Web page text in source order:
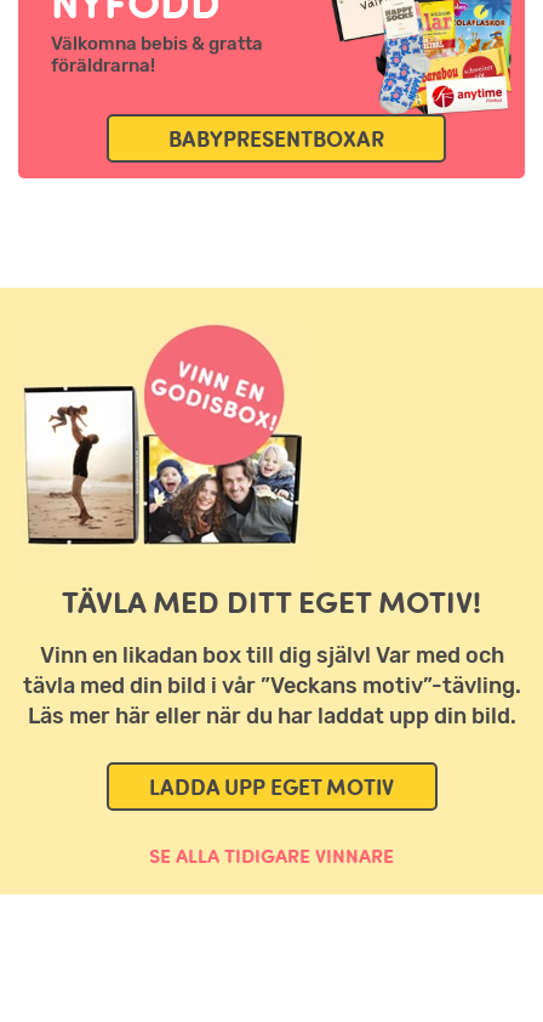
Välkomna bebis & gratta
föräldrarna!
BABYPRESENTBOXAR
TÄVLA MED DITT EGET MOTIV!
Vinn en likadan box till dig själv! Var med och
tävla med din bild i vår ”Veckans motiv”-tävling.
Läs mer här eller när du har laddat upp din bild.
LADDA UPP EGET MOTIV
SE ALLA TIDIGARE VINNARE